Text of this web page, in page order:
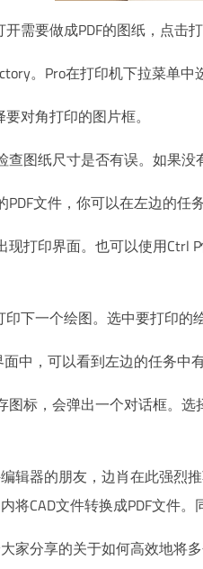
需要做成PDF的图纸，点击打
。Pro在打印机下拉菜单中
对角打印的图片框。
图纸尺寸是否有误。如果没
文件，你可以在左边的任
现打印界面。也可以使用Ctrl
印下一个绘图。选中要打印的
中，可以看到左边的任务中
图标，会弹出一个对话框。
辑器的朋友，边肖在此强烈
将CAD文件转换成PDF文件
家分享的关于如何高效地将